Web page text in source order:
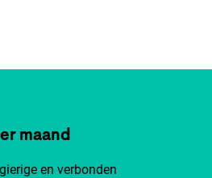
maand
en verbonden